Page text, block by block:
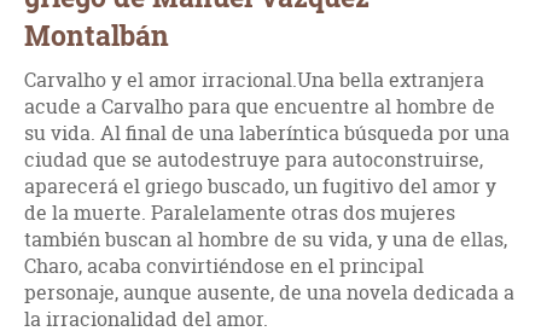
Montalbán
Carvalho y el amor irracional.Una bella extranjera
acude a Carvalho para que encuentre al hombre de
su vida. Al final de una laberíntica búsqueda por una
ciudad que se autodestruye para autoconstruirse,
aparecerá el griego buscado, un fugitivo del amor y
de la muerte. Paralelamente otras dos mujeres
también buscan al hombre de su vida, y una de ellas,
Charo, acaba convirtiéndose en el principal
personaje, aunque ausente, de una novela dedicada a
la irracionalidad del amor.